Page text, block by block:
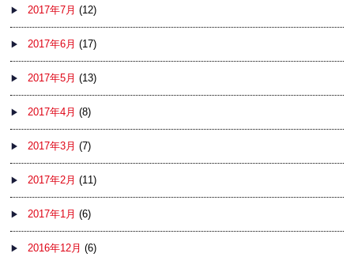
2017年7月 (12)
2017年6月 (17)
2017年5月 (13)
2017年4月 (8)
2017年3月 (7)
2017年2月 (11)
2017年1月 (6)
2016年12月 (6)